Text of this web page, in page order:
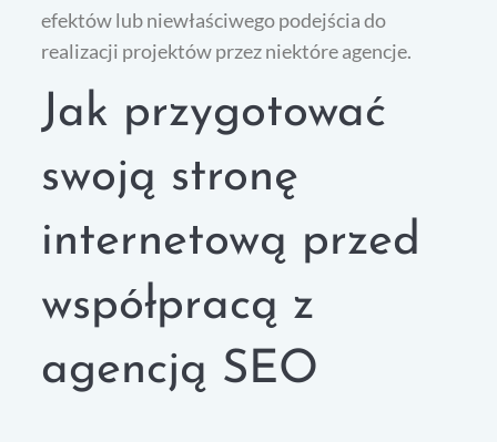
efektów lub niewłaściwego podejścia do
realizacji projektów przez niektóre agencje.
Jak przygotować
swoją stronę
internetową przed
współpracą z
agencją SEO